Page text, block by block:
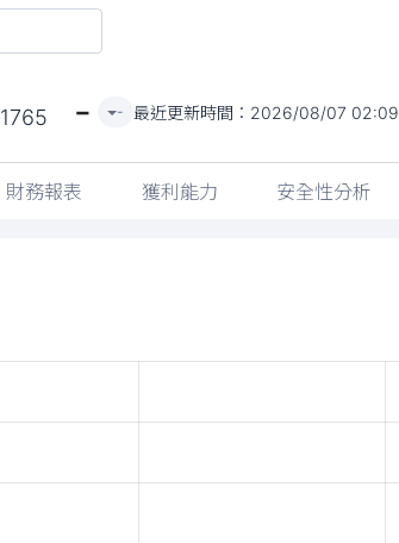
1765 - - 最近更新時間： 2026/08/07 02:09
財務報表 獲利能力 安全性分析